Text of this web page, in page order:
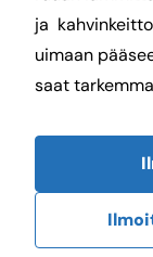
ja
uimaan
saat